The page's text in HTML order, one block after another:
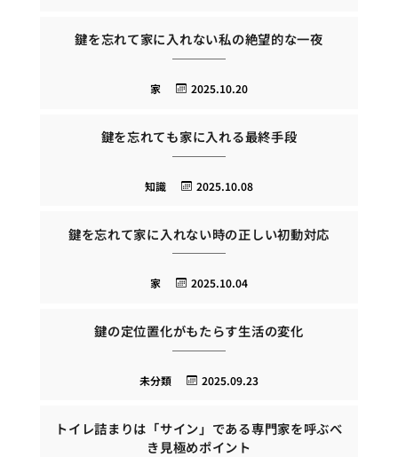
鍵を忘れて家に入れない私の絶望的な一夜
2025.10.20
家
鍵を忘れても家に入れる最終手段
2025.10.08
知識
鍵を忘れて家に入れない時の正しい初動対応
2025.10.04
家
鍵の定位置化がもたらす生活の変化
2025.09.23
未分類
トイレ詰まりは「サイン」である専門家を呼ぶべ
き見極めポイント